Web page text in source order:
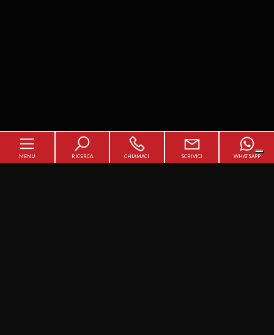
MENU RICERCA CHIAMACI SCRIVICI WHATSAPP